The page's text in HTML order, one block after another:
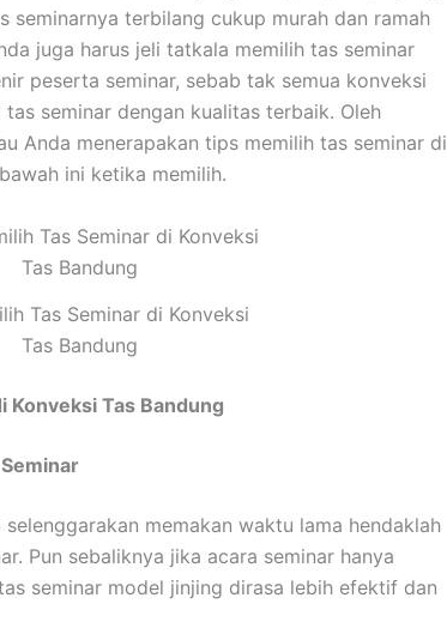
terbilang cukup murah dan ramah
juga harus jeli tatkala memilih tas seminar
peserta seminar, sebab tak semua konveksi
seminar dengan kualitas terbaik. Oleh
Anda menerapakan tips memilih tas seminar di
ini ketika memilih.
Tas Seminar di Konveksi
Tas Bandung
Konveksi Tas Bandung
memakan waktu lama hendaklah
Pun sebaliknya jika acara seminar hanya
seminar model jinjing dirasa lebih efektif dan